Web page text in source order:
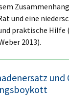
und eine
praktische Hilfe
2013).